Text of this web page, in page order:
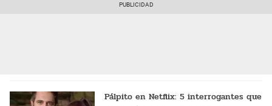
Pálpito en Netflix: 5 interrogantes que